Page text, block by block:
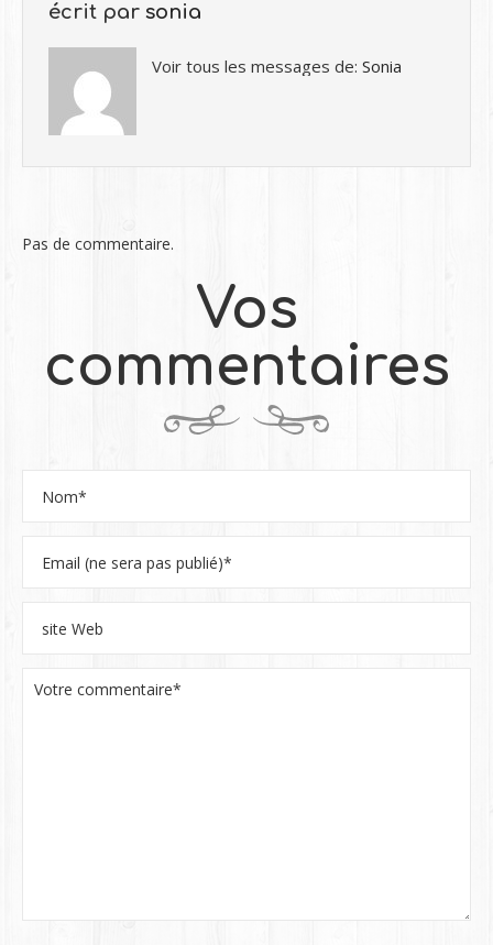
écrit par sonia
Voir tous les messages de: Sonia
Pas de commentaire.
Vos
commentaires